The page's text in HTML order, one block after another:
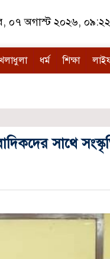
০৭ অগাস্ট ২০২৬, ০৯:২২
ধর্ম শিক্ষা
সাথে